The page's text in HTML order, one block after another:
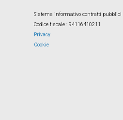
Sistema informativo contratti pubblici
Codice fiscale : 94116410211
Privacy
Cookie